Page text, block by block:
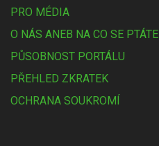
PRO MÉDIA
O NÁS ANEB NA CO SE PTÁTE
PŮSOBNOST PORTÁLU
PŘEHLED ZKRATEK
OCHRANA SOUKROMÍ